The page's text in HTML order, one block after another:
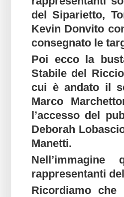
del Siparietto,
Kevin Donvito
consegnato le
Poi ecco la
Stabile del
cui è andato il
Marco
l’accesso del
Deborah
Manetti.
rappresentanti
Ricordiamo